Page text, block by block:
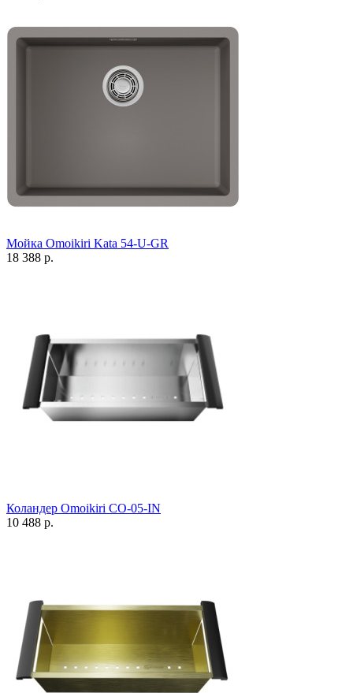
Мойка Omoikiri Kata 54-U-GR
18 388 р.
Коландер Omoikiri CO-05-IN
10 488 р.